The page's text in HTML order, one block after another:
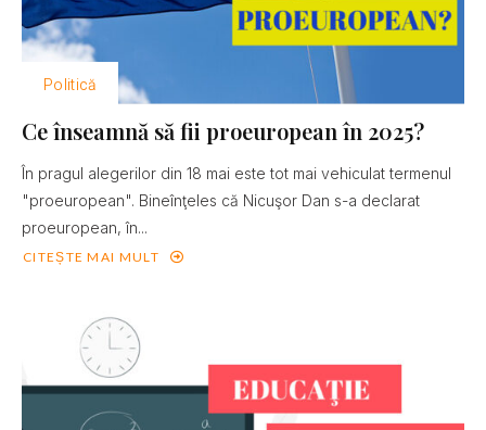
Politică
Ce înseamnă să fii proeuropean în 2025?
În pragul alegerilor din 18 mai este tot mai vehiculat termenul
"proeuropean". Bineînţeles că Nicuşor Dan s-a declarat
proeuropean, în...
CITEȘTE MAI MULT